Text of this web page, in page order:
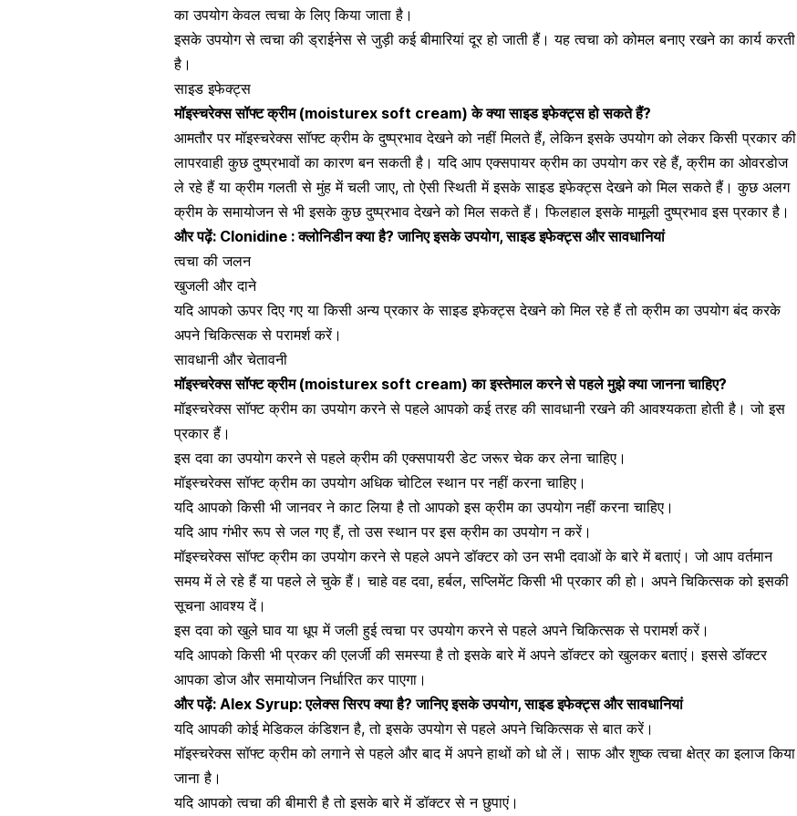
का उपयोग केवल त्वचा के लिए किया जाता है।
इसके उपयोग सेत्वचा की ड्राईनेस से जुड़ी कई बीमारियां दूर हो जाती हैं। यह त्वचा को कोमल बनाए रखने का कार्य करती
है।
साइड इफेक्ट्स
मॉइस्चरेक्स सॉफ्ट क्रीम(moisturex soft cream) के क्या साइड इफेक्ट्स हो सकते हैं?
आमतौर परमॉइस्चरेक्स सॉफ्ट क्रीम के दुष्प्रभाव देखने को नहीं मिलते हैं, लेकिन इसके उपयोग को लेकर किसी प्रकार की
लापरवाही कुछदुष्प्रभावों का कारण बन सकती है। यदि आप एक्सपायर क्रीम का उपयोग कर रहे हैं, क्रीम का ओवरडोज
ले रहे हैं या क्रीम गलती से मुंह में चली जाए, तो ऐसी स्थिती में इसके साइड इफेक्ट्स देखने को मिल सकते हैं। कुछ अलग
क्रीम के समायोजन से भी इसके कुछ दुष्प्रभाव देखने को मिल सकते हैं। फिलहाल इसके मामूली दुष्प्रभाव इस प्रकार है।
और पढ़ें: Clonidine : क्लोनिडीन क्या है? जानिए इसके उपयोग, साइड इफेक्ट्स और सावधानियां
त्वचा की जलन
खुजली और दाने
यदि आपको ऊपर दिए गए या किसी अन्य प्रकार के साइड इफेक्ट्स देखने को मिल रहे हैं तो क्रीम का उपयोग बंद करके
अपने चिकित्सक से परामर्श करें।
सावधानी और चेतावनी
मॉइस्चरेक्स सॉफ्ट क्रीम(moisturex soft cream)का इस्तेमाल करने से पहले मुझे क्या जानना चाहिए?
मॉइस्चरेक्स सॉफ्ट क्रीम का उपयोग करने से पहले आपको कई तरह की सावधानी रखने की आवश्यकता होती है। जो इस
प्रकार हैं।
इस दवा का उपयोग करने से पहले क्रीम की एक्सपायरी डेट जरूर चेक कर लेना चाहिए।
मॉइस्चरेक्स सॉफ्ट क्रीम का उपयोग अधिक चोटिल स्थान पर नहीं करना चाहिए।
यदि आपको किसी भी जानवर ने काट लिया है तो आपको इस क्रीम का उपयोग नहीं करना चाहिए।
यदि आप गंभीर रूप से जल गए हैं, तो उस स्थान पर इस क्रीम का उपयोग न करें।
मॉइस्चरेक्स सॉफ्ट क्रीम का उपयोग करने से पहले अपने डॉक्टर को उन सभी दवाओं के बारे में बताएं। जो आप वर्तमान
समय में ले रहे हैं या पहले ले चुके हैं। चाहे वह दवा,हर्बल, सप्लिमेंटकिसी भी प्रकार की हो। अपने चिकित्सक को इसकी
सूचना आवश्य दें।
इस दवा को खुले घाव या धूप में जली हुई त्वचा पर उपयोग करने से पहले अपने चिकित्सक से परामर्श करें।
यदि आपको किसी भी प्रकर की एलर्जी की समस्या है तो इसके बारे में अपने डॉक्टर को खुलकर बताएं। इससे डॉक्टर
आपका डोज और समायोजन निर्धारित कर पाएगा।
और पढ़ें: Alex Syrup: एलेक्स सिरप क्या है? जानिए इसके उपयोग, साइड इफेक्ट्स और सावधानियां
यदि आपकी कोई मेडिकल कंडिशन है, तो इसके उपयोग से पहले अपने चिकित्सक से बात करें।
मॉइस्चरेक्स सॉफ्ट क्रीम को लगाने से पहले और बाद में अपने हाथों को धो लें। साफ और शुष्क त्वचा क्षेत्र का इलाज किया
जाना है।
यदि आपको त्वचा की बीमारी है तो इसके बारे में डॉक्टर से न छुपाएं।